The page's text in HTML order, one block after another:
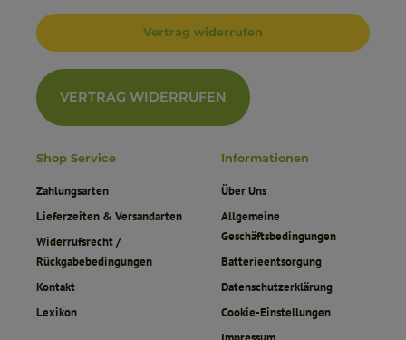
Vertrag widerrufen
VERTRAG WIDERRUFEN
Shop Service
Zahlungsarten
Lieferzeiten & Versandarten
Widerrufsrecht /
Rückgabebedingungen
Kontakt
Lexikon
Informationen
Über Uns
Allgemeine
Geschäftsbedingungen
Batterieentsorgung
Datenschutzerklärung
Cookie-Einstellungen